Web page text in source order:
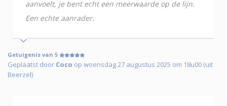
aanvoelt, je bent echt een meerwaarde op de lijn.
Een echte aanrader.
Getuigenis van 5
Geplaatst door Coco op woensdag 27 augustus 2025 om 18u00 (uit
Beerzel)